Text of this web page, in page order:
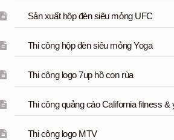
Sản xuất hộp đèn siêu mỏng UFC
Thi công hộp đèn siêu mỏng Yoga
Thi công logo 7up hồ con rùa
Thi công quảng cáo California fitness &
Thi công logo MTV